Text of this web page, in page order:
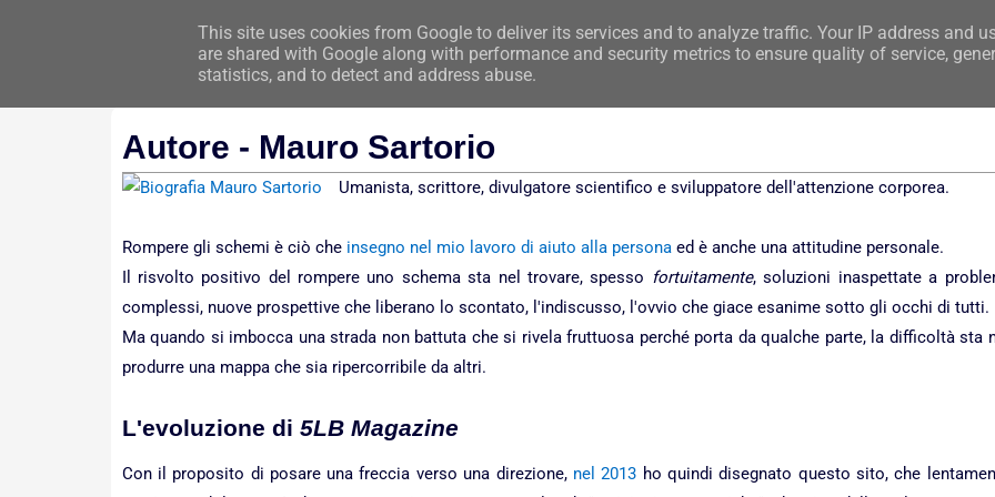
Home Premessa Argomenti Le 5 Leggi
Autore - Mauro Sartorio
Umanista, scrittore, divulgatore scientifico e sviluppatore dell'attenzione corporea.
Rompere gli schemi è ciò che insegno nel mio lavoro di aiuto alla personaed è anche una attitudine personale.
Il risvolto positivo del rompere uno schema sta nel trovare, spesso fortuitamente, soluzioni inaspettate a
complessi, nuove prospettive che liberano lo scontato, l'indiscusso, l'ovvio che giace esanime sotto gli occhi di tutti.
Ma quando si imbocca una strada non battuta che si rivela fruttuosa perché porta da qualche parte, la difficoltà sta
produrre una mappa che sia ripercorribile da altri.
L'evoluzione di 5LB Magazine
Con il proposito di posare una freccia verso una direzione, nel 2013 ho quindi disegnato questo sito, che
This site uses cookies from Google to deliver its services and to analyze traffic. Your IP address and
are shared with Google along with performance and security metrics to ensure quality of service,
statistics, and to detect and address abuse.